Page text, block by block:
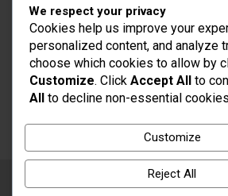
Copyright © 2026Rénovation et
We respect your privacy
Cookies help us improve your
personalized content, and analyze
choose which cookies to allow by
Customize. Click Accept All to
All to decline non-essential
Customize
Reject All